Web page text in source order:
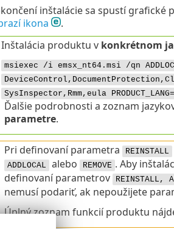
inštalácie sa spustí grafické
ikona
.
Inštalácia produktu v konkrétnom
msiexec /i emsx_nt64.msi /qn
SysInspector,Rmm,eula
Ďalšie podrobnosti a zoznam
parametre.
Pri definovaní parametra REINSTALL
ADDLOCAL alebo REMOVE . Aby
definovaní parametrov
REINSTALL,
nemusí podariť, ak nepoužijete
Úplný zoznam funkcií produktu